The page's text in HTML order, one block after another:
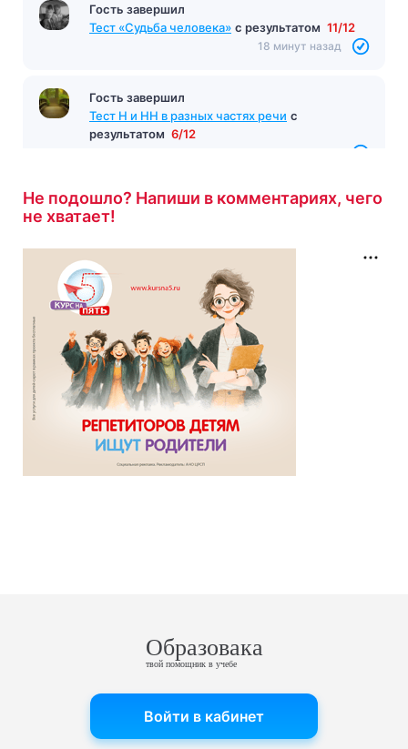
Гость завершил
Тест «Судьба человека» с результатом 11/12
18 минут назад
Гость завершил
Тест Н и НН в разных частях речи с
результатом 6/12
Не подошло? Напиши в комментариях, чего
не хватает!
Образовака
твой помощник в учебе
Войти в кабинет